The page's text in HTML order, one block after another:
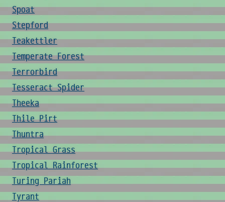
Spoat
Stepford
Teakettler
Temperate Forest
Terrorbird
Tesseract Spider
Theeka
Thile Pirt
Thuntra
Tropical Grass
Tropical Rainforest
Turing Pariah
Tyrant